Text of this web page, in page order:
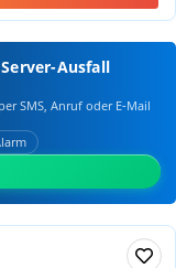
Ausfall
SMS, Anruf oder E‑Mail